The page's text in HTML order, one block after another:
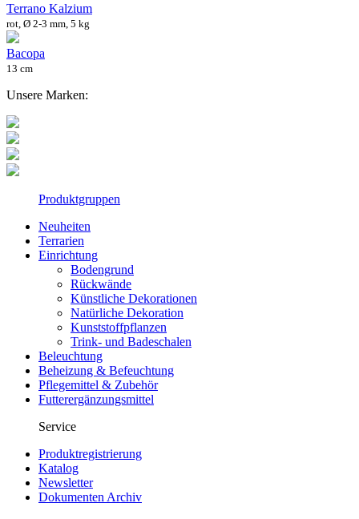
Terrano Kalzium
rot, Ø 2-3 mm, 5 kg
Bacopa
13 cm
Unsere Marken:
Produktgruppen
Neuheiten
Terrarien
Einrichtung
Bodengrund
Rückwände
Künstliche Dekorationen
Natürliche Dekoration
Kunststoffpflanzen
Trink- und Badeschalen
Beleuchtung
Beheizung & Befeuchtung
Pflegemittel & Zubehör
Futterergänzungsmittel
Service
Produktregistrierung
Katalog
Newsletter
Dokumenten Archiv